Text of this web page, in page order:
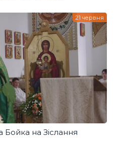
на Зіслання
21 червня